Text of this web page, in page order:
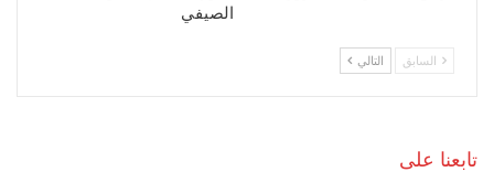
الصيفي
السابق التالي
تابعنا على